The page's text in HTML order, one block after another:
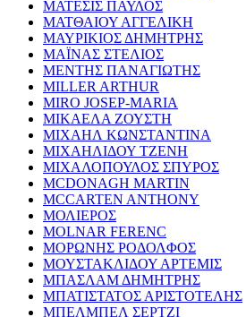
ΜΑΤΕΣΙΣ ΠΑΥΛΟΣ
ΜΑΤΘΑΙΟΥ ΑΓΓΕΛΙΚΗ
ΜΑΥΡΙΚΙΟΣ ΔΗΜΗΤΡΗΣ
ΜΑΪΝΑΣ ΣΤΕΛΙΟΣ
ΜΕΝΤΗΣ ΠΑΝΑΓΙΩΤΗΣ
MILLER ARTHUR
MIRO JOSEP-MARIA
ΜΙΚΑΕΛΑ ΖΟΥΣΤΗ
ΜΙΧΑΗΛ ΚΩΝΣΤΑΝΤΙΝΑ
ΜΙΧΑΗΛΙΔΟΥ ΤΖΕΝΗ
ΜΙΧΑΛΟΠΟΥΛΟΣ ΣΠΥΡΟΣ
MCDONAGH MARTIN
MCCARTEN ANTHONY
ΜΟΛΙΕΡΟΣ
MOLNAR FERENC
ΜΟΡΩΝΗΣ ΡΟΔΟΛΦΟΣ
ΜΟΥΣΤΑΚΛΙΔΟΥ ΑΡΤΕΜΙΣ
ΜΠΑΣΛΑΜ ΔΗΜΗΤΡΗΣ
ΜΠΑΤΙΣΤΑΤΟΣ ΑΡΙΣΤΟΤΕΛΗΣ
ΜΠΕΛΜΠΕΛ ΣΕΡΤΖΙ